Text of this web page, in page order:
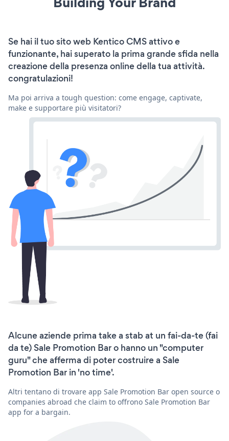
Se hai il tuo sito web Kentico CMS attivo e
funzionante, hai superato la prima grande sfida nella
creazione della presenza online della tua attività.
congratulazioni!
Ma poi arriva a tough question: come engage, captivate,
make e supportare più visitatori?
Alcune aziende prima take a stab at un fai-da-te (fai
da te) Sale Promotion Bar o hanno un "computer
guru" che afferma di poter costruire a Sale
Promotion Bar in 'no time'.
Altri tentano di trovare app Sale Promotion Bar open source o
companies abroad che claim to offrono Sale Promotion Bar
app for a bargain.